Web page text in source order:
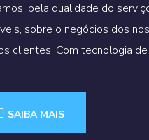
pela qualidade do
sobre o negócios dos
clientes. Com tecnologia
SAIBA MAIS